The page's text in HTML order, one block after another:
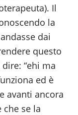
Il
la
dai
questo
“ehi ma
ed è
avanti ancora
se la